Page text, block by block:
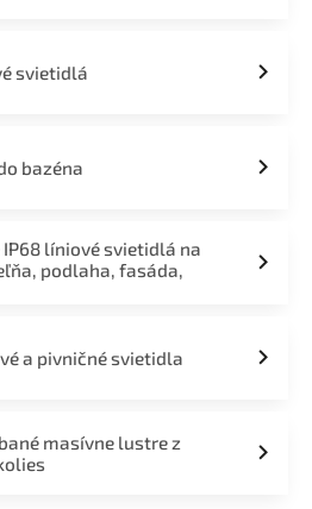
svietidlá
bazéna
líniové svietidlá na
podlaha, fasáda,
a pivničné svietidla
masívne lustre z